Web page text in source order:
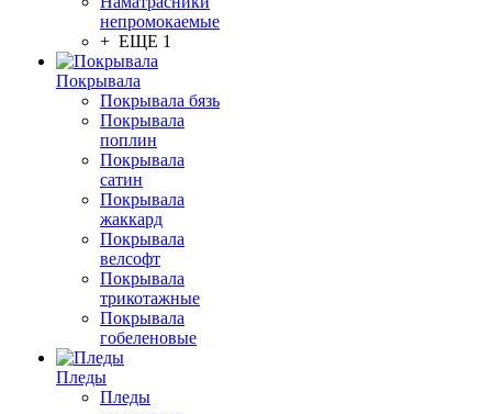
непромокаемые
+ ЕЩЕ 1
Покрывала
Покрывала бязь
Покрывала
поплин
Покрывала
сатин
Покрывала
жаккард
Покрывала
велсофт
Покрывала
трикотажные
Покрывала
гобеленовые
Пледы
Пледы